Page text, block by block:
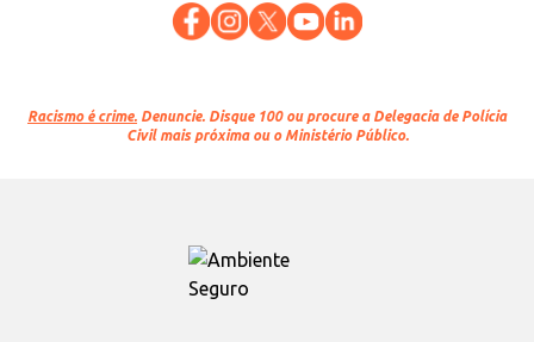
Racismo é crime. Denuncie. Disque 100 ou procure a Delegacia de Polícia
Civil mais próxima ou o Ministério Público.